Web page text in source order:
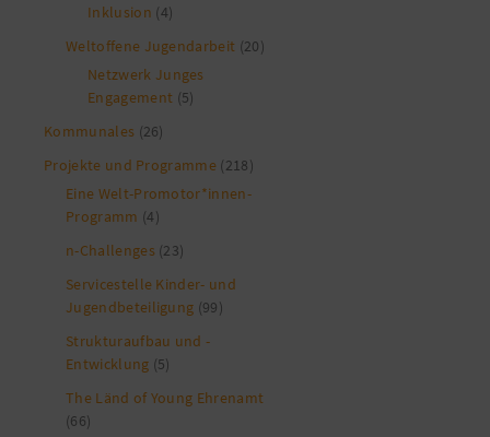
Inklusion (4)
Weltoffene Jugendarbeit (20)
Netzwerk Junges
Engagement (5)
Kommunales (26)
Projekte und Programme (218)
Eine Welt-Promotor*innen-
Programm (4)
n-Challenges (23)
Servicestelle Kinder- und
Jugendbeteiligung (99)
Strukturaufbau und -
Entwicklung (5)
The Länd of Young Ehrenamt
(66)